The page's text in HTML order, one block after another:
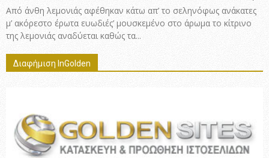
Από άνθη λεμονιάς αφέθηκαν κάτω απ’ το σεληνόφως ανάκατες
μ’ ακόρεστο έρωτα ευωδιές’ μουσκεμένο στο άρωμα το κίτρινο
της λεμονιάς αναδύεται καθώς τα...
Διαφήμιση InGolden